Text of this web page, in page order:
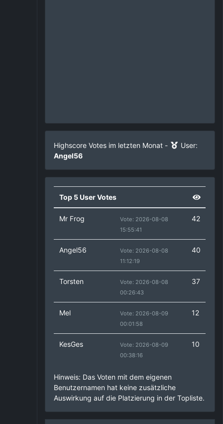
Highscore Votes im letzten Monat -
User:
Angel56
Top 5 User Votes
Mr Frog
Vote: 2026-08-08
15:55:41
42
Angel56
Vote: 2026-08-08
11:12:19
40
Torsten
Vote: 2026-08-08
00:26:43
37
Mel
Vote: 2026-08-09
00:01:58
12
KesGes
Vote: 2026-08-09
00:38:16
10
Hinweis: Das Voten mit dem eigenen
Benutzernamen hat keine zusätzliche
Auswirkung auf die Platzierung in der Topliste.